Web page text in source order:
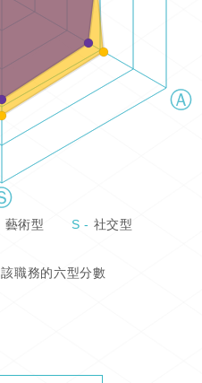
藝術型 S - 社交型
該職務的六型分數